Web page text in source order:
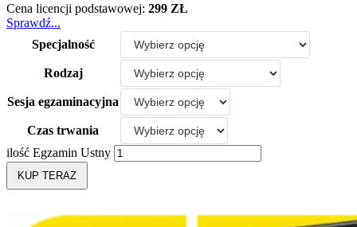
Cena licencji podstawowej: 299 ZŁ
Sprawdź...
Specjalność
Rodzaj
Sesja egzaminacyjna
Czas trwania
ilość Egzamin Ustny
KUP TERAZ